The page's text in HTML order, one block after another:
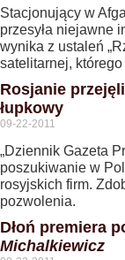
Stacjonujący w
przesyła niejawne
wynika z ustaleń
satelitarnej,
Rosjanie
łupkowy
09-22-2011
„Dziennik Gazeta
poszukiwanie w
rosyjskich firm.
pozwolenia.
Dłoń premiera
Michalkiewicz